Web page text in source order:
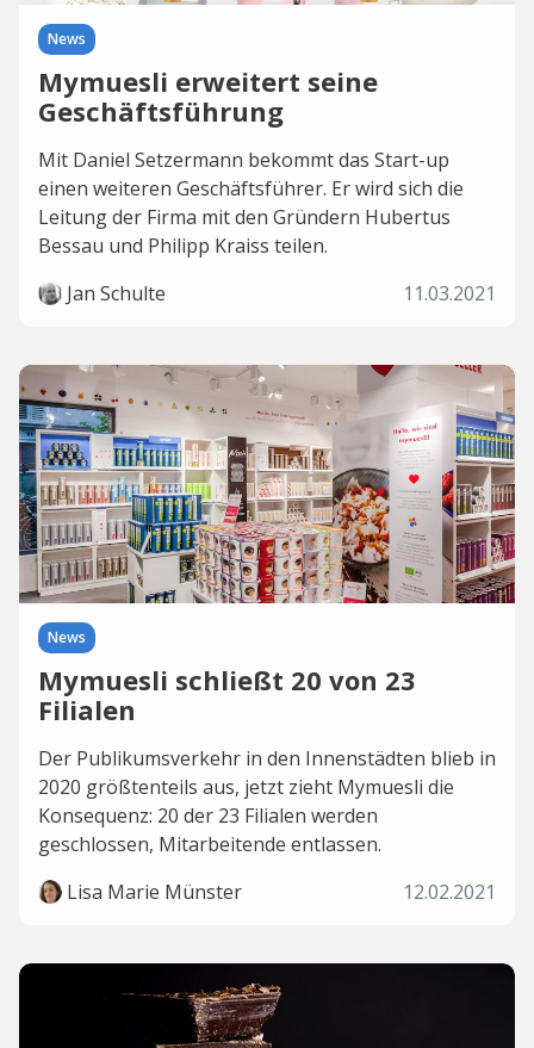
News
Mymuesli erweitert seine
Geschäftsführung
Mit Daniel Setzermann bekommt das Start-up
einen weiteren Geschäftsführer. Er wird sich die
Leitung der Firma mit den Gründern Hubertus
Bessau und Philipp Kraiss teilen.
Jan Schulte
11.03.2021
News
Mymuesli schließt 20 von 23
Filialen
Der Publikumsverkehr in den Innenstädten blieb in
2020 größtenteils aus, jetzt zieht Mymuesli die
Konsequenz: 20 der 23 Filialen werden
geschlossen, Mitarbeitende entlassen.
Lisa Marie Münster
12.02.2021